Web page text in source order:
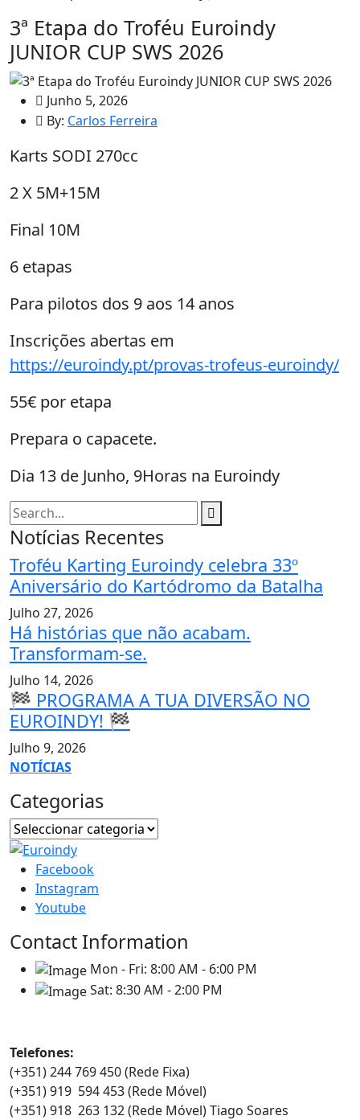
3ª Etapa do Troféu Euroindy
JUNIOR CUP SWS 2026
Junho 5, 2026
By: Carlos Ferreira
Karts SODI 270cc
2 X 5M+15M
Final 10M
6 etapas
Para pilotos dos 9 aos 14 anos
Inscrições abertas em
https://euroindy.pt/provas-trofeus-euroindy/
55€ por etapa
Prepara o capacete.
Dia 13 de Junho, 9Horas na Euroindy
Notícias Recentes
Troféu Karting Euroindy celebra 33º
Aniversário do Kartódromo da Batalha
Julho 27, 2026
Há histórias que não acabam.
Transformam-se.
Julho 14, 2026
🏁 PROGRAMA A TUA DIVERSÃO NO
EUROINDY! 🏁
Julho 9, 2026
NOTÍCIAS
Categorias
Facebook
Instagram
Youtube
Contact Information
Mon - Fri: 8:00 AM - 6:00 PM
Sat: 8:30 AM - 2:00 PM
Telefones:
(+351) 244 769 450 (Rede Fixa)
(+351) 919 594 453 (Rede Móvel)
(+351) 918 263 132 (Rede Móvel) Tiago Soares